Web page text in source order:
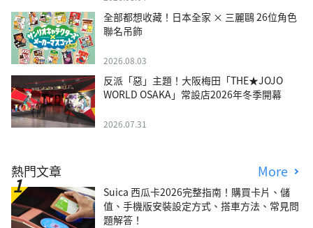
全部都想收藏！日本全家 × 三麗鷗 26位角色
聯名吊飾
2026.08.03
反派「惡」主題！大阪梅田「THE★JOJO
WORLD OSAKA」常設店2026年冬季開幕
2026.07.31
熱門文章 More
Suica 西瓜卡2026完整指南！購買卡片、儲
值、手機版安裝設定方式、搭車方法、常見問
題解答！